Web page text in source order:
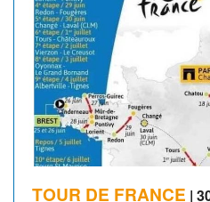
NEWSLETTER
TOUR DE FRANCE |